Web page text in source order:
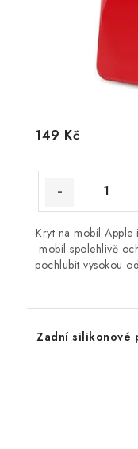
149 Kč
Kryt na mobil Apple
mobil spolehlivě
pochlubit vysokou
Zadní silikonové